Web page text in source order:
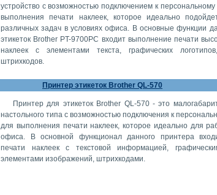
устройство с возможностью подключением к
выполнения печати наклеек, которое идеально
различных задач в условиях офиса. В основные функции
этикеток Brother PT-9700PC входит выполнение печати
наклеек с элементами текста, графических
штрихкодов.
Принтер этикеток Brother QL-570
Принтер для этикеток Brother QL-570 - это
настольного типа с возможностью подключения к
для выполнения печати наклеек, которое идеально для
офиса. В основной функционал данного принтера
печати наклеек с текстовой информацией,
элементами изображений, штрихкодами.